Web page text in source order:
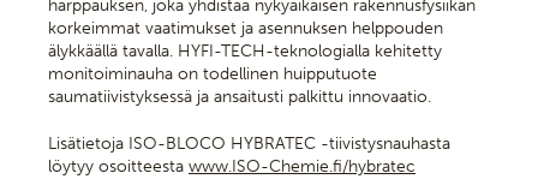
harppauksen, joka yhdistää nykyaikaisen rakennusfysiikan
korkeimmat vaatimukset ja asennuksen helppouden
älykkäällä tavalla. HYFI-TECH-teknologialla kehitetty
monitoiminauha on todellinen huipputuote
saumatiivistyksessä ja ansaitusti palkittu innovaatio.
Lisätietoja ISO-BLOCO HYBRATEC -tiivistysnauhasta
löytyy osoitteesta www.ISO-Chemie.fi/hybratec